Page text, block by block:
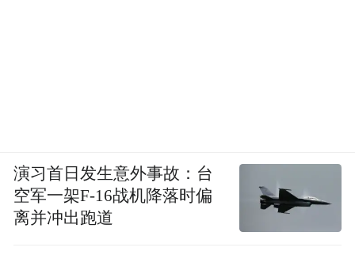
演习首日发生意外事故：台
空军一架F-16战机降落时偏
离并冲出跑道